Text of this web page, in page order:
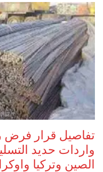
تفاصيل قرار
الصين وتركيا